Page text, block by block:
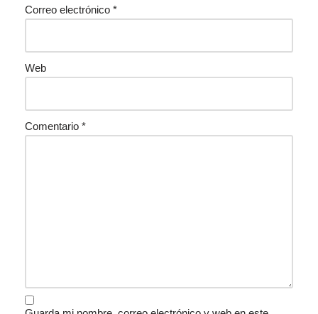
Correo electrónico *
Web
Comentario *